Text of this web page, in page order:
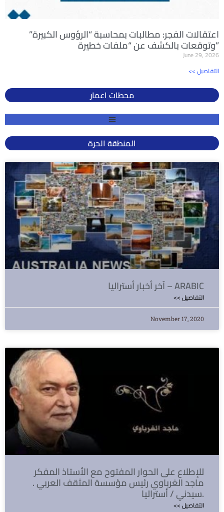
اعتقالات الفجر: مطالبات بمحاسبة “الرؤوس الكبيرة”
وتوقعات بالكشف عن “ملفات خطيرة”
June 29, 2026
<< التفاصيل
محطات اعمار
المنطقة الحرة
آخر أخبار أستراليا – ARABIC
<< التفاصيل
November 17, 2020
للإطلاع على الحوار المفتوح مع الأستاذ المفكر
ماجد الغرباوي رئيس مؤسسة المثقف العربي .
سيدني / أستراليا.
<< التفاصيل